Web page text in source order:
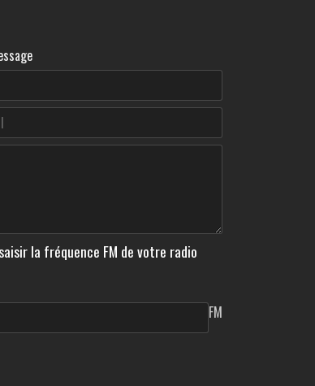
la fréquence FM de votre radio
FM